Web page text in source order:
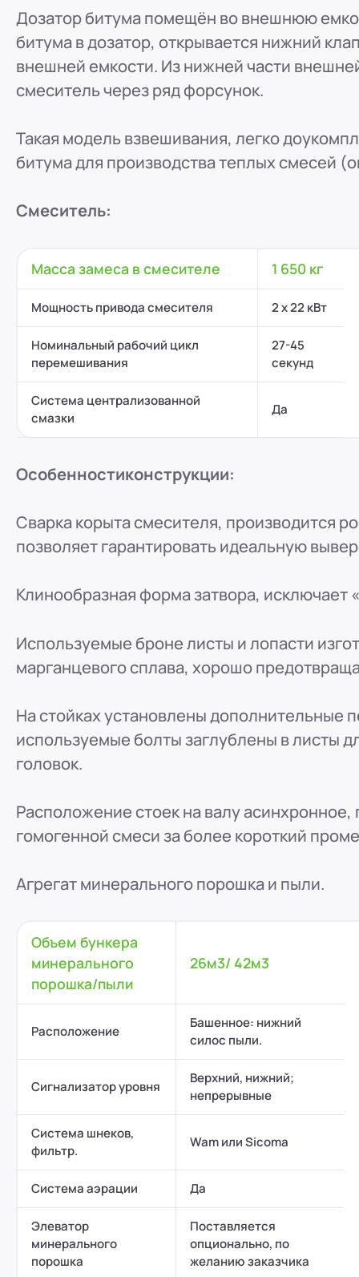
Дозатор битума помещён во внешнюю
битума в дозатор, открывается нижний
внешней емкости. Из нижней части
смеситель через ряд форсунок.
Такая модель взвешивания, легко
битума для производства теплых смесей
Смеситель:
Масса замеса в смесителе 1 650 кг
Мощность привода смесителя 2 x 22 кВт
Номинальный рабочий цикл
перемешивания
27-45
секунд
Система централизованной
смазки
Да
Особенностиконструкции:
Сварка корыта смесителя, производится
позволяет гарантировать идеальную
Клинообразная форма затвора, исключает
Используемые броне листы и лопасти
марганцевого сплава, хорошо
На стойках установлены
используемые болты заглублены в листы
головок.
Расположение стоек на валу
гомогенной смеси за более короткий
Агрегат минерального порошка и пыли.
Объем бункера
минерального
порошка/пыли
26м3/ 42м3
Расположение
Башенное: нижний
силос пыли.
Сигнализатор уровня
Верхний, нижний;
непрерывные
Система шнеков,
фильтр.
Wam или Sicoma
Система аэрации Да
Элеватор
минерального
порошка
Поставляется
опционально, по
желанию заказчика